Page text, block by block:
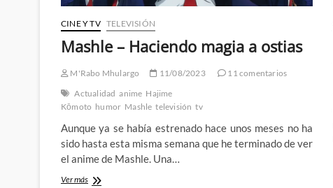
CINE Y TV TELEVISIÓN
Mashle – Haciendo magia a ostias
M'Rabo Mhulargo 11/08/2023
11 comentarios
Actualidad anime Hajime
Kōmoto humor Mashle televisión tv
Aunque ya se había estrenado hace unos meses no ha
sido hasta esta misma semana que he terminado de ver
el anime de Mashle. Una…
Ver másMashle